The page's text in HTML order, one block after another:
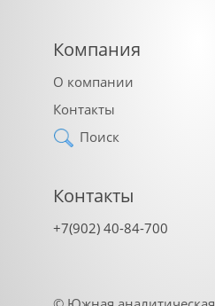
Компания
О компании
Контакты
Поиск
Контакты
+7(902) 40-84-700